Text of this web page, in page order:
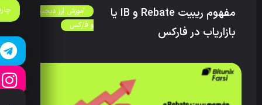
مفهوم ریبیت Rebate و IB یا
بازاریاب در فارکس
آموزش ارز دیجیتال
و فارکس